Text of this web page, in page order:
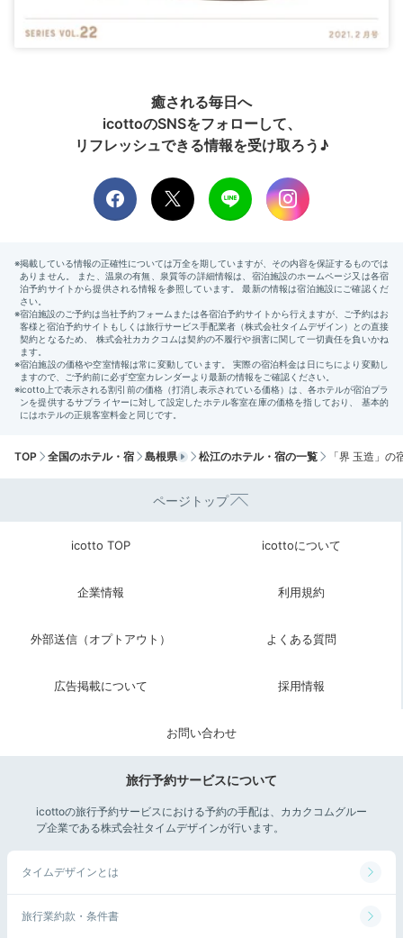
癒される毎日へ
icottoのSNSをフォローして、
リフレッシュできる情報を受け取ろう♪
TOP 全国のホテル・宿 島根県 松江のホテル・宿の一覧 「界 玉造」の
ページトップ
icotto TOP icottoについて
企業情報 利用規約
外部送信（オプトアウト） よくある質問
広告掲載について 採用情報
お問い合わせ
旅行予約サービスについて
icottoの旅行予約サービスにおける予約の手配は、カカクコムグルー
プ企業である株式会社タイムデザインが行います。
タイムデザインとは
旅行業約款・条件書